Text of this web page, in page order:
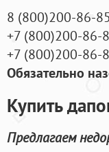
8 (800)200-86-85
+7 (800)200-86-
+7 (800)200-86-
Обязательно
Купить
Предлагаем